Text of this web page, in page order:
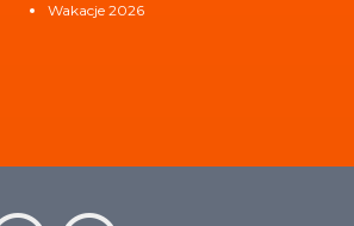
Wakacje 2026